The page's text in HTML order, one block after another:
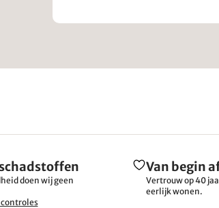
doen wij geen
controles
Van begin
Vertrouw op 40
eerlijk wonen.